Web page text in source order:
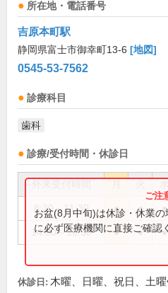
所在地・電話番号
吉原本町駅
静岡県富士市御幸町13-6 [地図]
0545-53-7562
診療科目
歯科
診療/受付時間・休診日
8:30～11:30 ● ● ●
14:00～16:30 ● ● ●
お盆(8月中旬)は休診・休業
に必ず医療機関に直接ご確認
休診日: 木曜、日曜、祝日、土